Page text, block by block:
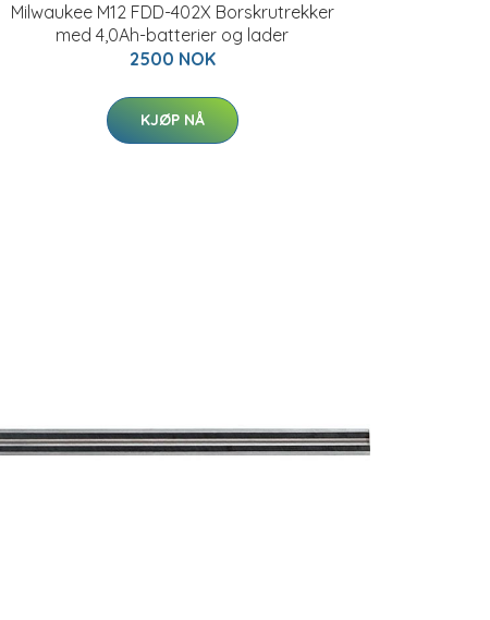
Milwaukee M12 FDD-402X Borskrutrekker
med 4,0Ah-batterier og lader
2500 NOK
KJØP NÅ